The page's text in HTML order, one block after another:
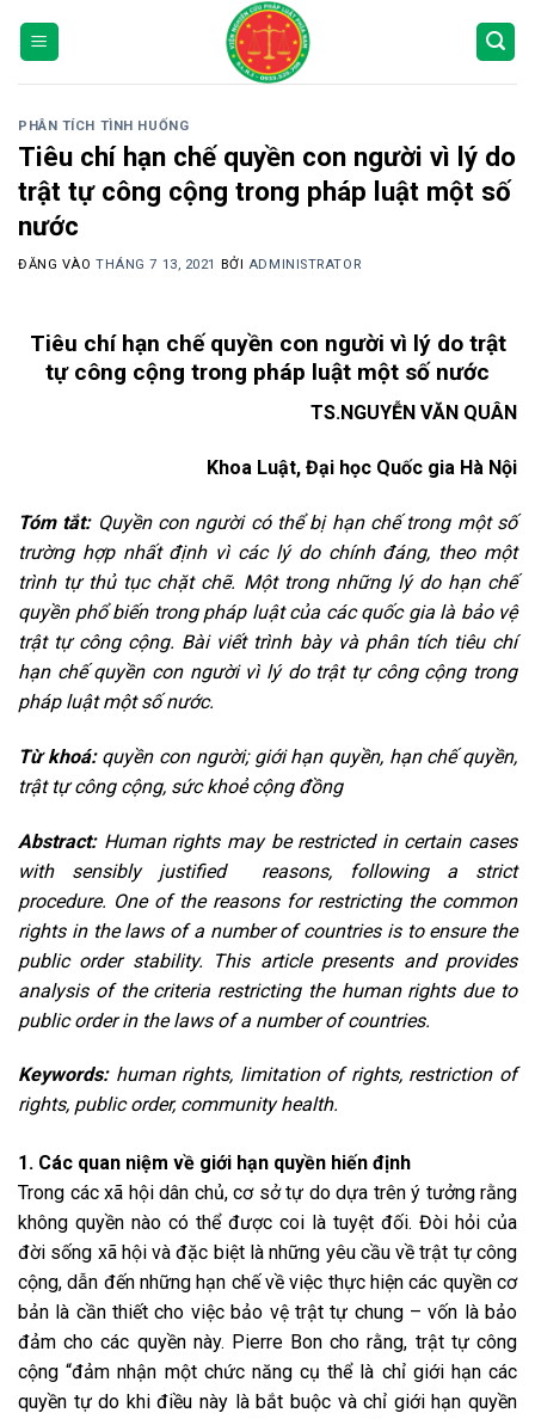
PHÂN TÍCH TÌNH HUỐNG
Tiêu chí hạn chế quyền con người vì lý do
trật tự công cộng trong pháp luật một số
nước
ĐĂNG VÀOTHÁNG 7 13, 2021 BỞI ADMINISTRATOR
Tiêu chí hạn chế quyền con người vì lý do trật
tự công cộng trong pháp luật một số nước
TS.NGUYỄN VĂN QUÂN
Khoa Luật, Đại học Quốc gia Hà Nội
Tóm tắt: Quyền con người có thể bị hạn chế trong một số
trường hợp nhất định vì các lý do chính đáng, theo một
trình tự thủ tục chặt chẽ. Một trong những lý do hạn chế
quyền phổ biến trong pháp luật của các quốc gia là bảo vệ
trật tự công cộng. Bài viết trình bày và phân tích tiêu chí
hạn chế quyền con người vì lý do trật tự công cộng trong
pháp luật một số nước.
Từ khoá: quyền con người; giới hạn quyền, hạn chế quyền,
trật tự công cộng, sức khoẻ cộng đồng
Abstract: Human rights may be restricted in certain cases
with sensibly justified reasons, following a strict
procedure. One of the reasons for restricting the common
rights in the laws of a number of countries is to ensure the
public order stability. This article presents and provides
analysis of the criteria restricting the human rights due to
public order in the laws of a number of countries.
Keywords: human rights, limitation of rights, restriction of
rights, public order, community health.
1. Các quan niệm về giới hạn quyền hiến định
Trong các xã hội dân chủ, cơ sở tự do dựa trên ý tưởng rằng
không quyền nào có thể được coi là tuyệt đối. Đòi hỏi của
đời sống xã hội và đặc biệt là những yêu cầu về trật tự công
cộng, dẫn đến những hạn chế về việc thực hiện các quyền cơ
bản là cần thiết cho việc bảo vệ trật tự chung – vốn là bảo
đảm cho các quyền này. Pierre Bon cho rằng, trật tự công
cộng “đảm nhận một chức năng cụ thể là chỉ giới hạn các
quyền tự do khi điều này là bắt buộc và chỉ giới hạn quyền